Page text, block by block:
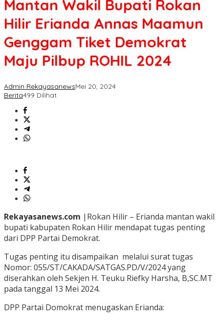
Mantan Wakil Bupati Rokan
Hilir Erianda Annas Maamun
Genggam Tiket Demokrat
Maju Pilbup ROHIL 2024
Admin RekayasanewsMei 20, 2024
Berita499 Dilihat
Rekayasanews.com |Rokan Hilir – Erianda mantan wakil
bupati kabupaten Rokan Hilir mendapat tugas penting
dari DPP Partai Demokrat.
Tugas penting itu disampaikan melalui surat tugas
Nomor: 055/ST/CAKADA/SATGAS.PD/V/2024 yang
diserahkan oleh Sekjen H. Teuku Riefky Harsha, B,SC.MT
pada tanggal 13 Mei 2024.
DPP Partai Domokrat menugaskan Erianda: